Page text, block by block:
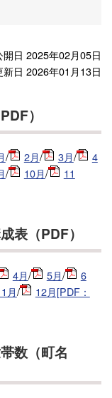
開日 2025年02月05日
新日 2026年01月13日
）
/ 2月/ 3月/
4
/ 10月/
11
表（PDF）
4月/ 5月/
6
月/
12月[PDF：
数（町名